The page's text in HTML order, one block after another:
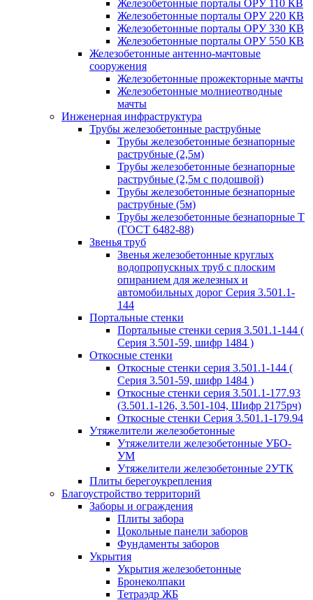
Железобетонные порталы ОРУ 110 КВ
Железобетонные порталы ОРУ 220 КВ
Железобетонные порталы ОРУ 330 КВ
Железобетонные порталы ОРУ 550 КВ
Железобетонные антенно-мачтовые
сооружения
Железобетонные прожекторные мачты
Железобетонные молниеотводные
мачты
Инженерная инфраструктура
Трубы железобетонные раструбные
Трубы железобетонные безнапорные
раструбные (2,5м)
Трубы железобетонные безнапорные
раструбные (2,5м с подошвой)
Трубы железобетонные безнапорные
раструбные (5м)
Трубы железобетонные безнапорные Т
(ГОСТ 6482-88)
Звенья труб
Звенья железобетонные круглых
водопропускных труб с плоским
опиранием для железных и
автомобильных дорог Серия 3.501.1-
144
Портальные стенки
Портальные стенки серия 3.501.1-144 (
Серия 3.501-59, шифр 1484 )
Откосные стенки
Откосные стенки серия 3.501.1-144 (
Серия 3.501-59, шифр 1484 )
Откосные стенки серия 3.501.1-177.93
(3.501.1-126, 3.501-104, Шифр 2175рч)
Откосные стенки Серия 3.501.1-179.94
Утяжелители железобетонные
Утяжелители железобетонные УБО-
УМ
Утяжелители железобетонные 2УТК
Плиты берегоукрепления
Благоустройство территорий
Заборы и ограждения
Плиты забора
Цокольные панели заборов
Фундаменты заборов
Укрытия
Укрытия железобетонные
Бронеколпаки
Тетраэдр ЖБ